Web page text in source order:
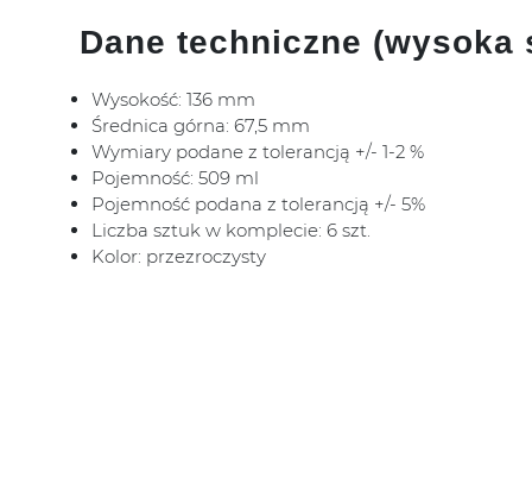
Dane techniczne (wysoka
Wysokość: 136 mm
Średnica górna: 67,5 mm
Wymiary podane z tolerancją +/- 1-2 %
Pojemność: 509 ml
Pojemność podana z tolerancją +/- 5%
Liczba sztuk w komplecie: 6 szt.
Kolor: przezroczysty